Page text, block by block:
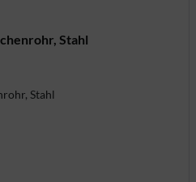
Stahl
Stahl